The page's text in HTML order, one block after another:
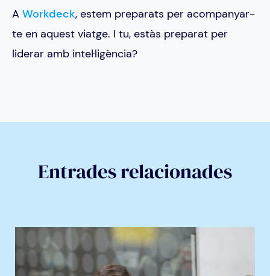
A Workdeck, estem preparats per acompanyar-
te en aquest viatge. I tu, estàs preparat per
liderar amb intel·ligència?
Entrades relacionades